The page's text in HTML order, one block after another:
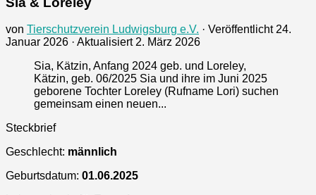
von Tierschutzverein Ludwigsburg e.V. · Veröffentlicht24.
Januar 2026 · Aktualisiert2. März 2026
Sia, Kätzin, Anfang 2024 geb. und Loreley,
Kätzin, geb. 06/2025 Sia und ihre im Juni 2025
geborene Tochter Loreley (Rufname Lori) suchen
gemeinsam einen neuen...
Steckbrief
Geschlecht: männlich
Geburtsdatum: 01.06.2025